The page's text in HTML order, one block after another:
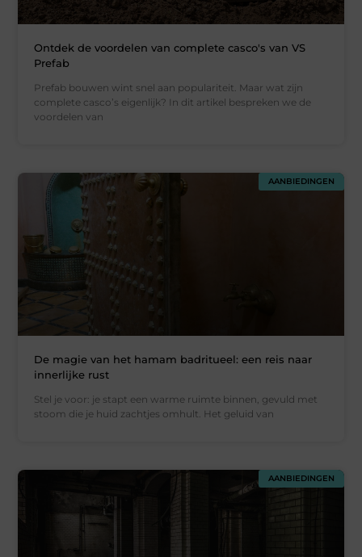
Ontdek de voordelen van complete casco's van VS
Prefab
Prefab bouwen wint snel aan populariteit. Maar wat zijn
complete casco’s eigenlijk? In dit artikel bespreken we de
voordelen van
AANBIEDINGEN
De magie van het hamam badritueel: een reis naar
innerlijke rust
Stel je voor: je stapt een warme ruimte binnen, gevuld met
stoom die je huid zachtjes omhult. Het geluid van
AANBIEDINGEN